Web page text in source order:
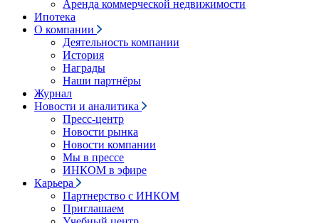
Аренда коммерческой недвижимости
Ипотека
О компании
Деятельность компании
История
Награды
Наши партнёры
Журнал
Новости и аналитика
Пресс-центр
Новости рынка
Новости компании
Мы в прессе
ИНКОМ в эфире
Карьера
Партнерство с ИНКОМ
Приглашаем